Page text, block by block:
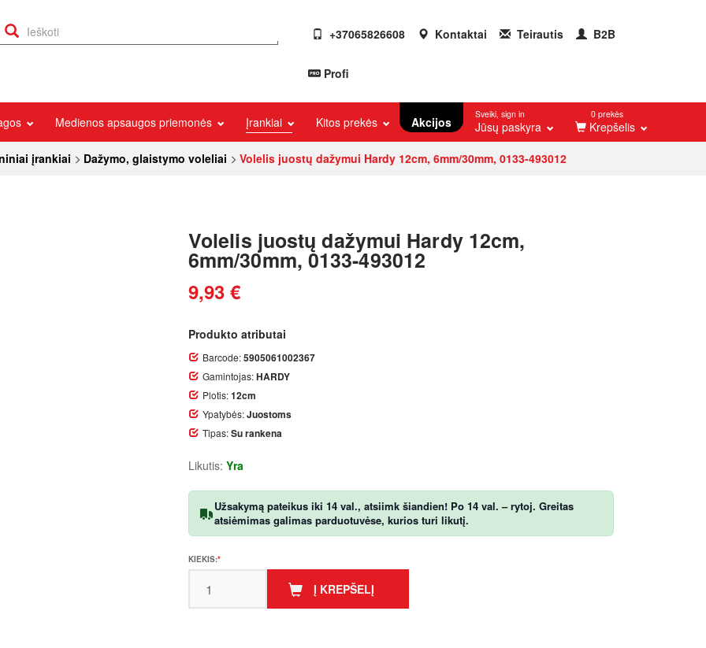
+37065826608 Kontaktai Teirautis B2B
Profi
Medienos apsaugos priemonės Įrankiai Kitos prekės Akcijos
Sveiki, sign in
Jūsų paskyra
0 prekės
Krepšelis
įrankiai
Dažymo, glaistymo voleliai Volelis juostų dažymui Hardy 12cm, 6mm/30mm, 0133-493012
Volelis juostų dažymui Hardy 12cm,
6mm/30mm, 0133-493012
9,93 €
Produkto atributai
Barcode:5905061002367
Gamintojas:HARDY
Plotis:12cm
Ypatybės:Juostoms
Tipas:Su rankena
Likutis: Yra
Užsakymą pateikus iki 14 val., atsiimk šiandien! Po 14 val. – rytoj. Greitas
atsiėmimas galimas parduotuvėse, kurios turi likutį.
KIEKIS:
Į KREPŠELĮ